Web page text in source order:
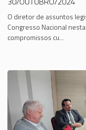
O diretor de assuntos
Congresso Nacional
compromissos cu...